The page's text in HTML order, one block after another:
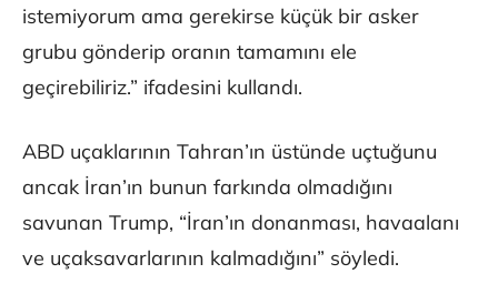
istemiyorum ama gerekirse küçük bir asker
grubu gönderip oranın tamamını ele
geçirebiliriz.” ifadesini kullandı.
ABD uçaklarının Tahran’ın üstünde uçtuğunu
ancak İran’ın bunun farkında olmadığını
savunan Trump, “İran’ın donanması, havaalanı
ve uçaksavarlarının kalmadığını” söyledi.